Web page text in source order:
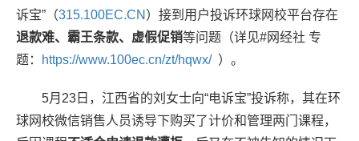
诉宝”（315.100EC.CN ）接到用户投诉环球网校平台存在
退款难、霸王条款、虚假促销等问题 （详见#网经社 专
题：
https://www.100ec.cn/zt/hqwx/）。
5月23日，江西省的刘女士向“电诉宝”投诉称，其在环
球网校微信销售人员诱导下购买了计价和管理两门课程，